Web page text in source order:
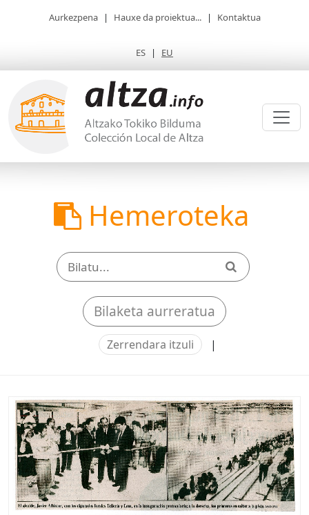
Aurkezpena | Hauxe da proiektua... | Kontaktua
ES | EU
Hemeroteka
Bilaketa aurreratua
Zerrendara itzuli |